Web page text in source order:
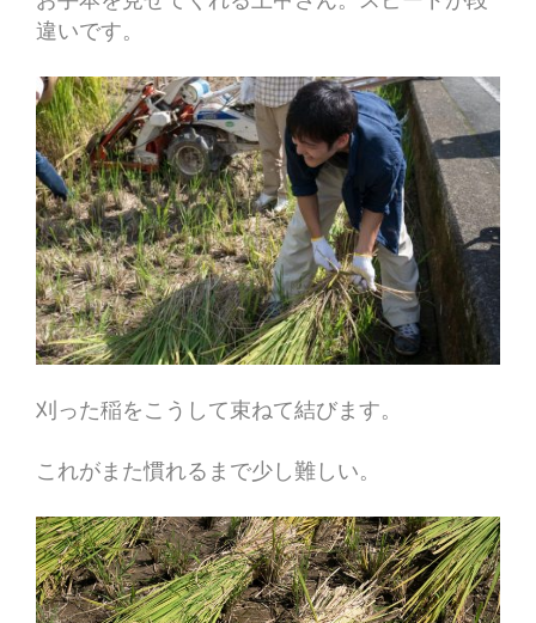
違いです。
刈った稲をこうして束ねて結びます。
これがまた慣れるまで少し難しい。